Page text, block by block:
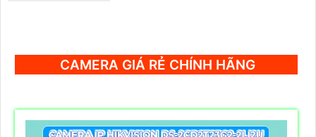
CAMERA GIÁ RẺ CHÍNH HÃNG